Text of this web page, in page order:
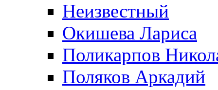
Неизвестный
Окишева Лариса
Поликарпов
Поляков Аркадий